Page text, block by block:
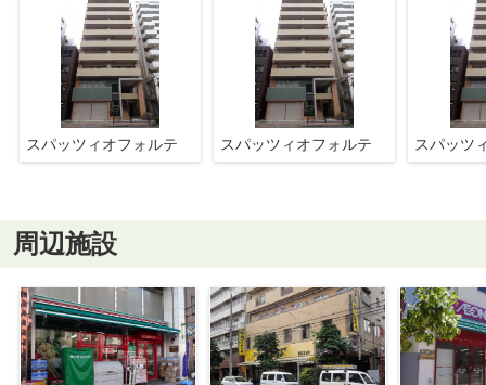
スパッツィオフォルテ スパッツィオフォルテ スパッツ
周辺施設